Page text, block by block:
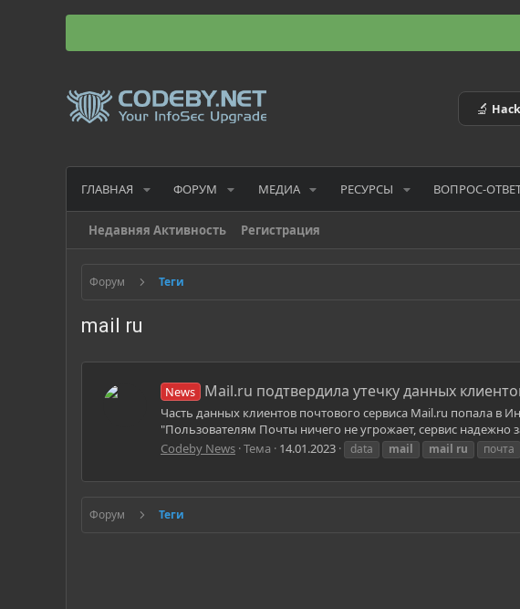
🔬
ГЛАВНАЯ ФОРУМ МЕДИА РЕСУРСЫ ВОПРОС-
Недавняя Активность Регистрация
Форум Теги
mail ru
News Mail.ru подтвердила утечку данных
Часть данных клиентов почтового сервиса Mail.ru попала в
"Пользователям Почты ничего не угрожает, сервис
Codeby News Тема 14.01.2023 data mail mail ru почта
Форум Теги